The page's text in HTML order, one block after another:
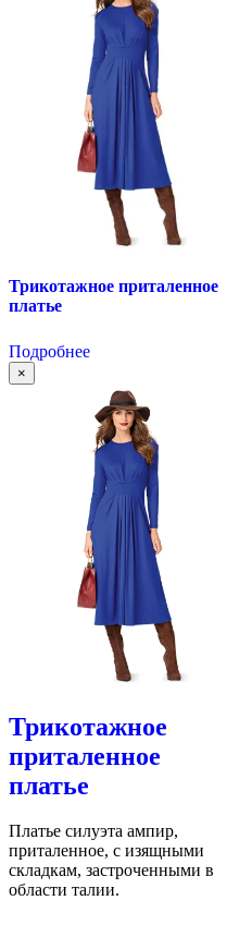
Трикотажное приталенное
платье
Подробнее
×
Трикотажное
приталенное
платье
Платье силуэта ампир,
приталенное, с изящными
складкам, застроченными в
области талии.